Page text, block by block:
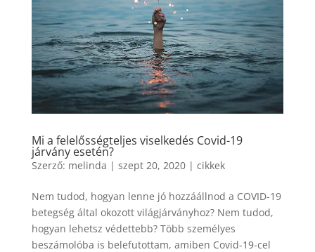
Mi a felelősségteljes viselkedés Covid-19
járvány esetén?
Szerző: melinda | szept 20, 2020| cikkek
Nem tudod, hogyan lenne jó hozzáállnod a COVID-19
betegség által okozott világjárványhoz? Nem tudod,
hogyan lehetsz védettebb? Több személyes
beszámolóba is belefutottam, amiben Covid-19-cel